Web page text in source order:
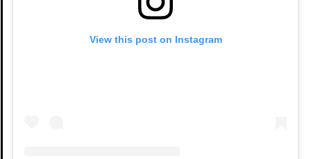
View this post on Instagram